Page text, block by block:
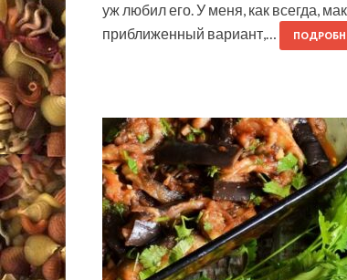
уж любил его. У меня, как всегда,
приближенный вариант,…